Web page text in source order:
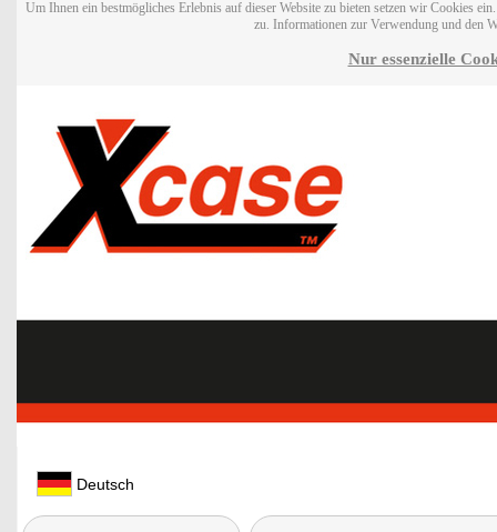
Um Ihnen ein bestmögliches Erlebnis auf dieser Website zu bieten setzen wir Cookies
zu. Informationen zur Verwendung und den
Nur essenzielle
Deutsch